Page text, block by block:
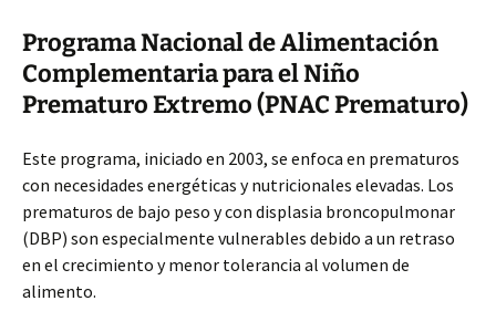
Programa Nacional de Alimentación
Complementaria para el Niño
Prematuro Extremo (PNAC Prematuro)
Este programa, iniciado en 2003, se enfoca en prematuros
con necesidades energéticas y nutricionales elevadas. Los
prematuros de bajo peso y con displasia broncopulmonar
(DBP) son especialmente vulnerables debido a un retraso
en el crecimiento y menor tolerancia al volumen de
alimento.